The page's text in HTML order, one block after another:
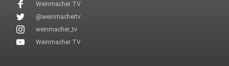
Weinmacher TV
@weinmachertv
weinmacher_tv
Weinmacher TV